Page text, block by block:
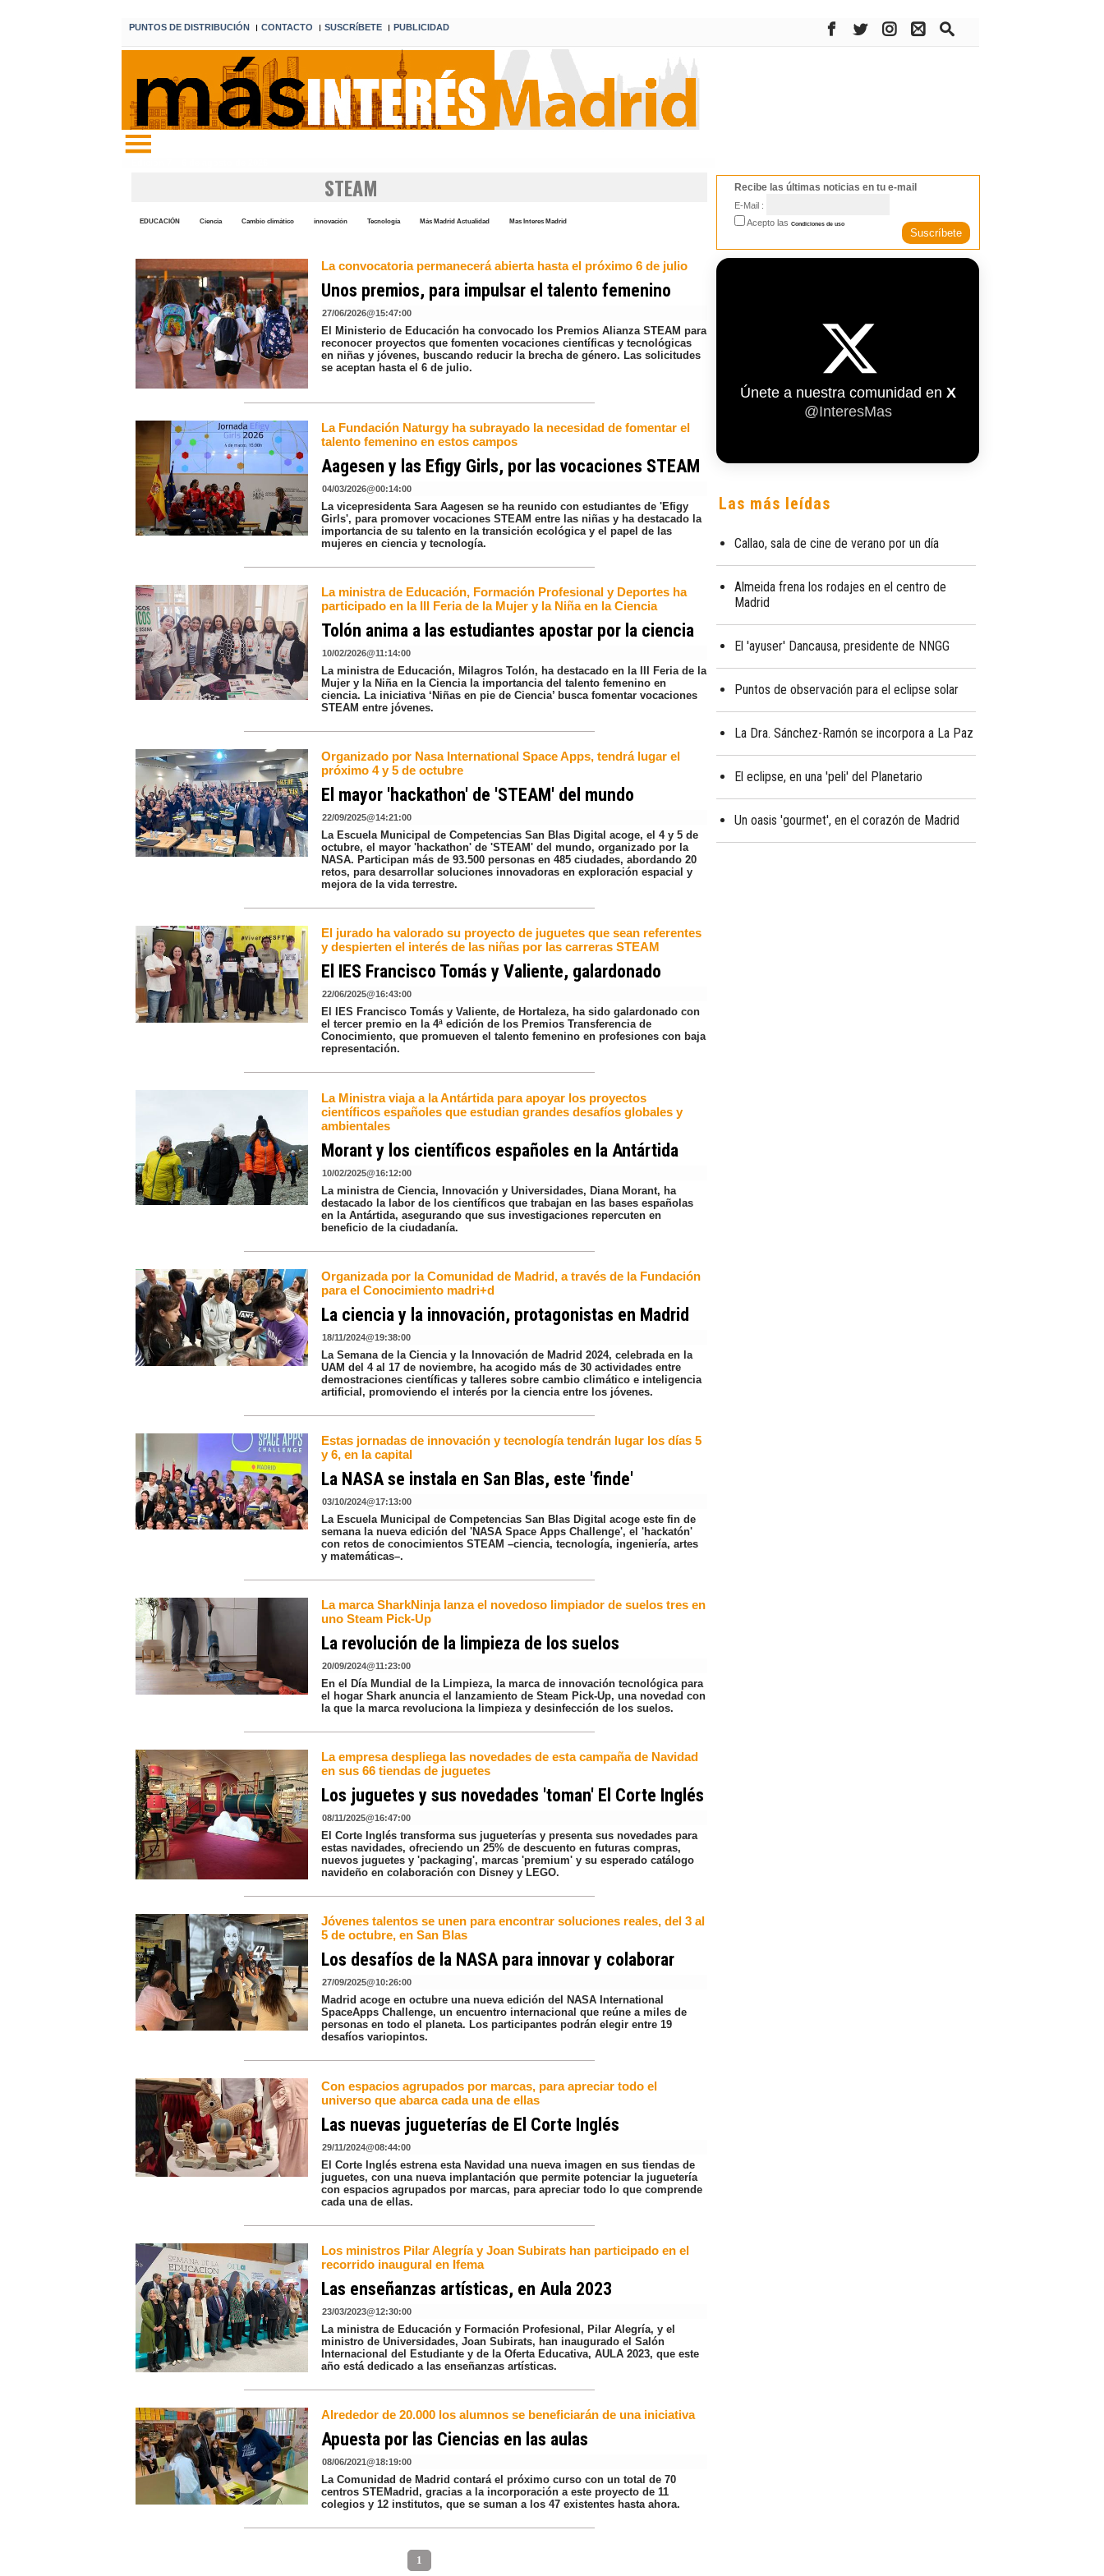
PUNTOS DE DISTRIBUCIÓN I CONTACTO I SUSCRíBETE I PUBLICIDAD
STEAM
EDUCACIÓN Ciencia Cambio climático innovación Tecnología Más Madrid Actualidad Mas Interes Madrid
La convocatoria permanecerá abierta hasta el próximo 6 de julio
Unos premios, para impulsar el talento femenino
27/06/2026@15:47:00
El Ministerio de Educación ha convocado los Premios Alianza STEAM para
reconocer proyectos que fomenten vocaciones científicas y tecnológicas
en niñas y jóvenes, buscando reducir la brecha de género. Las solicitudes
se aceptan hasta el 6 de julio.
La Fundación Naturgy ha subrayado la necesidad de fomentar el
talento femenino en estos campos
Aagesen y las Efigy Girls, por las vocaciones STEAM
04/03/2026@00:14:00
La vicepresidenta Sara Aagesen se ha reunido con estudiantes de 'Efigy
Girls', para promover vocaciones STEAM entre las niñas y ha destacado la
importancia de su talento en la transición ecológica y el papel de las
mujeres en ciencia y tecnología.
La ministra de Educación, Formación Profesional y Deportes ha
participado en la III Feria de la Mujer y la Niña en la Ciencia
Tolón anima a las estudiantes apostar por la ciencia
10/02/2026@11:14:00
La ministra de Educación, Milagros Tolón, ha destacado en la III Feria de la
Mujer y la Niña en la Ciencia la importancia del talento femenino en
ciencia. La iniciativa ‘Niñas en pie de Ciencia’ busca fomentar vocaciones
STEAM entre jóvenes.
Organizado por Nasa International Space Apps, tendrá lugar el
próximo 4 y 5 de octubre
El mayor 'hackathon' de 'STEAM' del mundo
22/09/2025@14:21:00
La Escuela Municipal de Competencias San Blas Digital acoge, el 4 y 5 de
octubre, el mayor 'hackathon' de 'STEAM' del mundo, organizado por la
NASA. Participan más de 93.500 personas en 485 ciudades, abordando 20
retos, para desarrollar soluciones innovadoras en exploración espacial y
mejora de la vida terrestre.
El jurado ha valorado su proyecto de juguetes que sean referentes
y despierten el interés de las niñas por las carreras STEAM
El IES Francisco Tomás y Valiente, galardonado
22/06/2025@16:43:00
El IES Francisco Tomás y Valiente, de Hortaleza, ha sido galardonado con
el tercer premio en la 4ª edición de los Premios Transferencia de
Conocimiento, que promueven el talento femenino en profesiones con baja
representación.
La Ministra viaja a la Antártida para apoyar los proyectos
científicos españoles que estudian grandes desafíos globales y
ambientales
Morant y los científicos españoles en la Antártida
10/02/2025@16:12:00
La ministra de Ciencia, Innovación y Universidades, Diana Morant, ha
destacado la labor de los científicos que trabajan en las bases españolas
en la Antártida, asegurando que sus investigaciones repercuten en
beneficio de la ciudadanía.
Organizada por la Comunidad de Madrid, a través de la Fundación
para el Conocimiento madri+d
La ciencia y la innovación, protagonistas en Madrid
18/11/2024@19:38:00
La Semana de la Ciencia y la Innovación de Madrid 2024, celebrada en la
UAM del 4 al 17 de noviembre, ha acogido más de 30 actividades entre
demostraciones científicas y talleres sobre cambio climático e inteligencia
artificial, promoviendo el interés por la ciencia entre los jóvenes.
Estas jornadas de innovación y tecnología tendrán lugar los días 5
y 6, en la capital
La NASA se instala en San Blas, este 'finde'
03/10/2024@17:13:00
La Escuela Municipal de Competencias San Blas Digital acoge este fin de
semana la nueva edición del 'NASA Space Apps Challenge', el 'hackatón'
con retos de conocimientos STEAM –ciencia, tecnología, ingeniería, artes
y matemáticas–.
La marca SharkNinja lanza el novedoso limpiador de suelos tres en
uno Steam Pick-Up
La revolución de la limpieza de los suelos
20/09/2024@11:23:00
En el Día Mundial de la Limpieza, la marca de innovación tecnológica para
el hogar Shark anuncia el lanzamiento de Steam Pick-Up, una novedad con
la que la marca revoluciona la limpieza y desinfección de los suelos.
La empresa despliega las novedades de esta campaña de Navidad
en sus 66 tiendas de juguetes
Los juguetes y sus novedades 'toman' El Corte Inglés
08/11/2025@16:47:00
El Corte Inglés transforma sus jugueterías y presenta sus novedades para
estas navidades, ofreciendo un 25% de descuento en futuras compras,
nuevos juguetes y 'packaging', marcas 'premium' y su esperado catálogo
navideño en colaboración con Disney y LEGO.
Jóvenes talentos se unen para encontrar soluciones reales, del 3 al
5 de octubre, en San Blas
Los desafíos de la NASA para innovar y colaborar
27/09/2025@10:26:00
Madrid acoge en octubre una nueva edición del NASA International
SpaceApps Challenge, un encuentro internacional que reúne a miles de
personas en todo el planeta. Los participantes podrán elegir entre 19
desafíos variopintos.
Con espacios agrupados por marcas, para apreciar todo el
universo que abarca cada una de ellas
Las nuevas jugueterías de El Corte Inglés
29/11/2024@08:44:00
El Corte Inglés estrena esta Navidad una nueva imagen en sus tiendas de
juguetes, con una nueva implantación que permite potenciar la juguetería
con espacios agrupados por marcas, para apreciar todo lo que comprende
cada una de ellas.
Los ministros Pilar Alegría y Joan Subirats han participado en el
recorrido inaugural en Ifema
Las enseñanzas artísticas, en Aula 2023
23/03/2023@12:30:00
La ministra de Educación y Formación Profesional, Pilar Alegría, y el
ministro de Universidades, Joan Subirats, han inaugurado el Salón
Internacional del Estudiante y de la Oferta Educativa, AULA 2023, que este
año está dedicado a las enseñanzas artísticas.
Alrededor de 20.000 los alumnos se beneficiarán de una iniciativa
Apuesta por las Ciencias en las aulas
08/06/2021@18:19:00
La Comunidad de Madrid contará el próximo curso con un total de 70
centros STEMadrid, gracias a la incorporación a este proyecto de 11
colegios y 12 institutos, que se suman a los 47 existentes hasta ahora.
1
Recibe las últimas noticias en tu e-mail
E-Mail :
Acepto las Condiciones de uso
Únete a nuestra comunidad en X
@InteresMas
Las más leídas
Callao, sala de cine de verano por un día
Almeida frena los rodajes en el centro de
Madrid
El 'ayuser' Dancausa, presidente de NNGG
Puntos de observación para el eclipse solar
La Dra. Sánchez-Ramón se incorpora a La Paz
El eclipse, en una 'peli' del Planetario
Un oasis 'gourmet', en el corazón de Madrid